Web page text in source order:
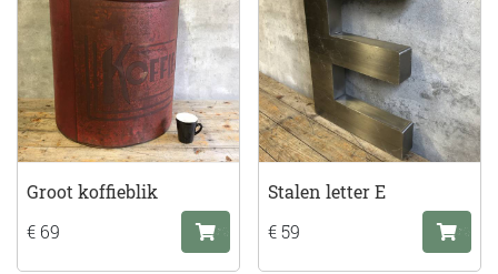
Groot koffieblik
€ 69
Stalen letter E
€ 59